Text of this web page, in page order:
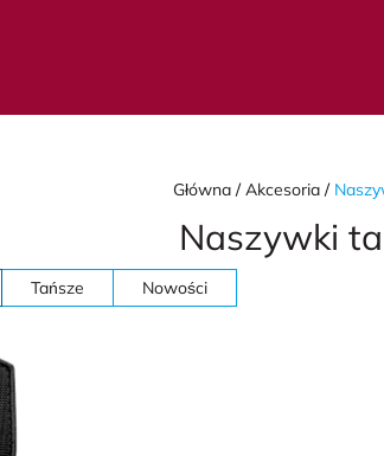
Główna Akcesoria
Naszywki
Tańsze Nowości